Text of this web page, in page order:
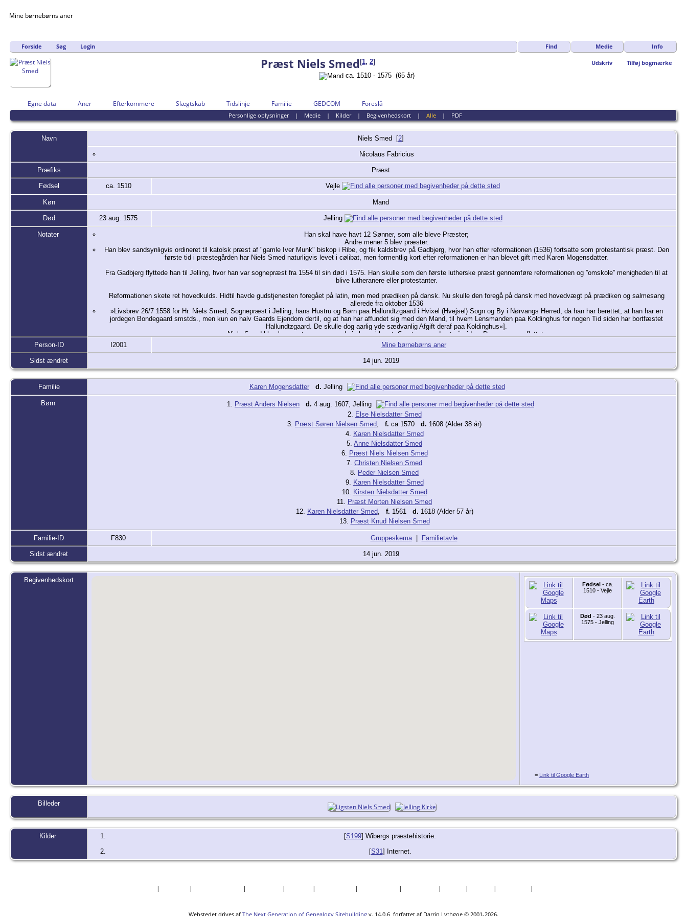
Mine børnebørns aner
Find Medie Info
Forside Søg Login
Udskriv Tilføj bogmærke
Præst Niels Smed [1, 2]
ca. 1510 - 1575 (65 år)
Egne data Aner Efterkommere Slægtskab Tidslinje Familie GEDCOM Foreslå
Personlige oplysninger| Medie| Kilder| Begivenhedskort| Alle| PDF
Navn Niels Smed [2]
Nicolaus Fabricius
Præfiks Præst
Fødsel ca. 1510 Vejle
Køn Mand
Død 23 aug. 1575 Jelling
Notater
Han skal have havt 12 Sønner, som alle bleve Præster;
Andre mener 5 blev præster.
Han blev sandsynligvis ordineret til katolsk præst af "gamle Iver Munk" biskop i Ribe, og fik kaldsbrev på Gadbjerg, hvor han efter reformationen (1536) fortsatte som protestantisk præst. Den
første tid i præstegården har Niels Smed naturligvis levet i cølibat, men formentlig kort efter reformationen er han blevet gift med Karen Mogensdatter.
Fra Gadbjerg flyttede han til Jelling, hvor han var sognepræst fra 1554 til sin død i 1575. Han skulle som den første lutherske præst gennemføre reformationen og ”omskole” menigheden til at
blive lutheranere eller protestanter.
Reformationen skete ret hovedkulds. Hidtil havde gudstjenesten foregået på latin, men med prædiken på dansk. Nu skulle den foregå på dansk med hovedvægt på prædiken og salmesang
allerede fra oktober 1536
»Livsbrev 26/7 1558 for Hr. Niels Smed, Sognepræst i Jelling, hans Hustru og Børn paa Hallundtzgaard i Hvixel (Hvejsel) Sogn og By i Nørvangs Herred, da han har berettet, at han har en
jordegen Bondegaard smstds., men kun en halv Gaards Ejendom dertil, og at han har affundet sig med den Mand, til hvem Lensmanden paa Koldinghus for nogen Tid siden har bortfæstet
Hallundtzgaard. De skulle dog aarlig yde sædvanlig Afgift deraf paa Koldinghus«].
Niels Smed blev begravet sammen med sin kone i koret. Se stenen nederst på siden. Den er senere flyttet.
Person-ID
I2001 Mine børnebørns aner
Sidst ændret 14 jun. 2019
Familie Karen Mogensdatter d. Jelling
Børn 1. Præst Anders Nielsen d. 4 aug. 1607, Jelling
2. Else Nielsdatter Smed
3. Præst Søren Nielsen Smed, f. ca 1570 d. 1608 (Alder 38 år)
4. Karen Nielsdatter Smed
5. Anne Nielsdatter Smed
6. Præst Niels Nielsen Smed
7. Christen Nielsen Smed
8. Peder Nielsen Smed
9. Karen Nielsdatter Smed
10. Kirsten Nielsdatter Smed
11. Præst Morten Nielsen Smed
12. Karen Nielsdatter Smed, f. 1561 d. 1618 (Alder 57 år)
13. Præst Knud Nielsen Smed
Familie-ID F830 Gruppeskema| Familietavle
Sidst ændret 14 jun. 2019
Begivenhedskort
Fødsel - ca.
1510 - Vejle
Død - 23 aug.
1575 - Jelling
= Link til Google Earth
Billeder
Kilder [S199] Wibergs præstehistorie.
[S31] Internet.
| | | | | | | | | | |
Webstedet drives af The Next Generation of Genealogy Sitebuilding v. 14.0.6, forfattet af Darrin Lythgoe © 2001-2026.